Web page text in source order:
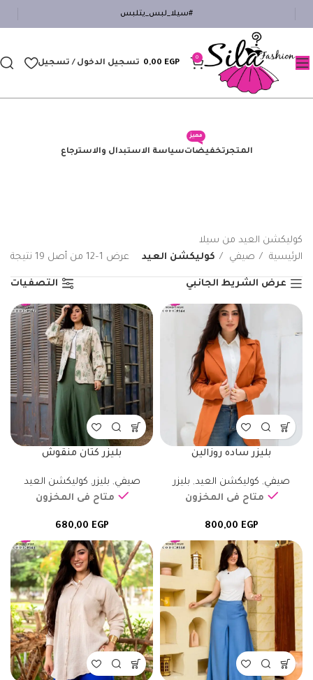
#سيلا_لبس_يتلبس
0
0,00 EGP تسجيل الدخول / تسجيل
المتجرتخفيضات
مميز
سياسة الاستبدال والاسترجاع
كوليكشن العيد من سيلا
الرئيسية
صيفي كوليكشن العيد عرض 1–12 من أصل 19 نتيجة
عرض الشريط الجانبي التصفيات
بليزر ساده روزالين
صيفي, كوليكشن العيد, بليزر
متاح فى المخزون
800,00 EGP
بليزر كتان منقوش
صيفي, بليزر, كوليكشن العيد
متاح فى المخزون
680,00 EGP